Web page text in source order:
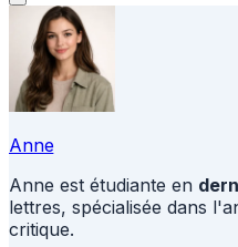
Anne
Anne est étudiante en
lettres, spécialisée dans
critique.